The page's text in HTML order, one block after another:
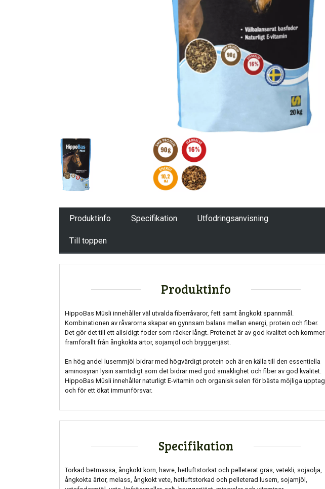
Produktinfo Specifikation Utfodringsanvisning
Till toppen
Produktinfo
HippoBas Müsli innehåller väl utvalda fiberråvaror, fett samt ångkokt spannmål.
Kombinationen av råvarorna skapar en gynnsam balans mellan energi, protein och fiber.
Det gör det till ett allsidigt foder som räcker långt. Proteinet är av god kvalitet och kommer
framförallt från ångkokta ärtor, sojamjöl och bryggerijäst.
En hög andel lusernmjöl bidrar med högvärdigt protein och är en källa till den essentiella
aminosyran lysin samtidigt som det bidrar med god smaklighet och fiber av god kvalitet.
HippoBas Müsli innehåller naturligt E-vitamin och organisk selen för bästa möjliga upptag
och för ett ökat immunförsvar.
Specifikation
Torkad betmassa, ångkokt korn, havre, hetluftstorkat och pelleterat gräs, vetekli, sojaolja,
ångkokta ärtor, melass, ångkokt vete, hetluftstorkad och pelleterad lusern, sojamjöl,